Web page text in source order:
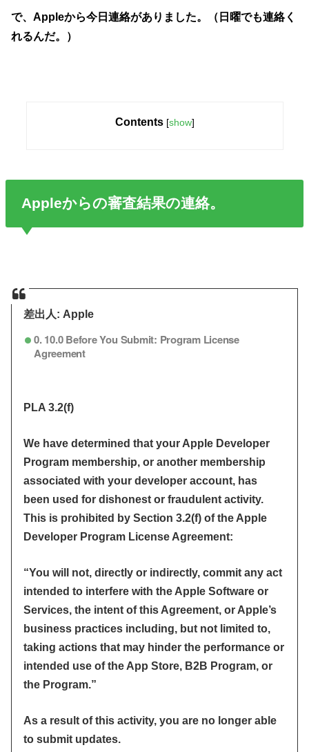
で、Appleから今日連絡がありました。（日曜でも連絡く
れるんだ。）
Contents [show]
Appleからの審査結果の連絡。
差出人: Apple
0. 10.0 Before You Submit: Program License
Agreement
PLA 3.2(f)
We have determined that your Apple Developer
Program membership, or another membership
associated with your developer account, has
been used for dishonest or fraudulent activity.
This is prohibited by Section 3.2(f) of the Apple
Developer Program License Agreement:
“You will not, directly or indirectly, commit any act
intended to interfere with the Apple Software or
Services, the intent of this Agreement, or Apple’s
business practices including, but not limited to,
taking actions that may hinder the performance or
intended use of the App Store, B2B Program, or
the Program.”
As a result of this activity, you are no longer able
to submit updates.